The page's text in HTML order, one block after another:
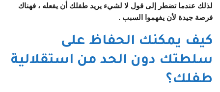
لذلك عندما تضطر إلى قول لا لشيء يريد طفلك أن يفعله ، فهناك
فرصة جيدة لأن يفهموا السبب .
كيف يمكنك الحفاظ على
سلطتك دون الحد من استقلالية
طفلك؟